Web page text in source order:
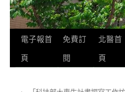
跳
至
電子報首
頁
免費訂
閱
北醫首
頁